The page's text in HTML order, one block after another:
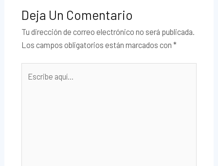
Deja Un Comentario
Tu dirección de correo electrónico no será publicada.
Los campos obligatorios están marcados con *
aquí...